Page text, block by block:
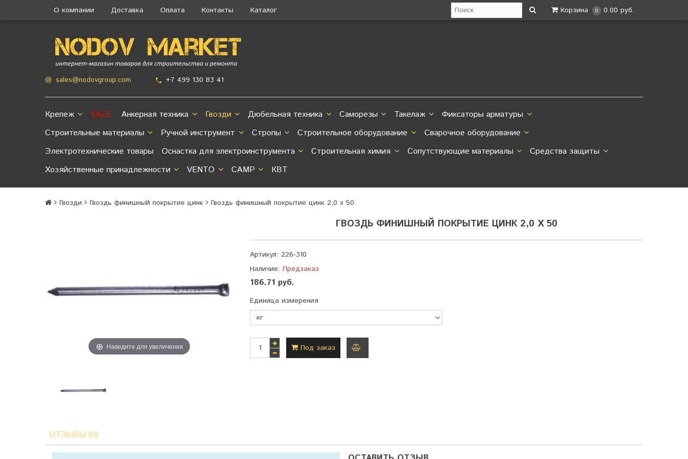
О компании Доставка Оплата Контакты Каталог Корзина 0 0.00 руб.
@ sales@nodovgroup.com +7 499 130 83 41
Крепеж SALE Анкерная техника Гвозди Дюбельная техника Саморезы Такелаж
Фиксаторы арматуры
Строительные материалы
Ручной инструмент Стропы Строительное оборудование
Сварочное оборудование
Электротехнические товары
Оснастка для электроинструмента Строительная химия Сопутствующие материалы
Средства защиты
Хозяйственные принадлежности
VENTO CAMP КВТ
Гвозди Гвоздь финишный покрытие цинк Гвоздь финишный покрытие цинк 2,0 х 50
Наведите для увеличения
ГВОЗДЬ ФИНИШНЫЙ ПОКРЫТИЕ ЦИНК 2,0 Х 50
Артикул: 226-310
Наличие: Предзаказ
186.71 руб.
Единица измерения
Под заказ
ОТЗЫВЫ (0)